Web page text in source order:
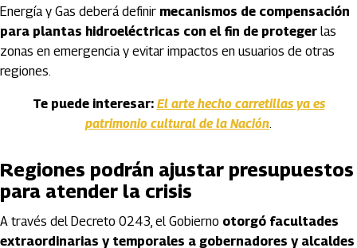
Energía y Gas deberá definir mecanismos de compensación
para plantas hidroeléctricas con el fin de proteger las
zonas en emergencia y evitar impactos en usuarios de otras
regiones.
Te puede interesar: El arte hecho carretillas ya es
patrimonio cultural de la Nación.
Regiones podrán ajustar presupuestos
para atender la crisis
A través del Decreto 0243, el Gobierno otorgó facultades
extraordinarias y temporales a gobernadores y alcaldes